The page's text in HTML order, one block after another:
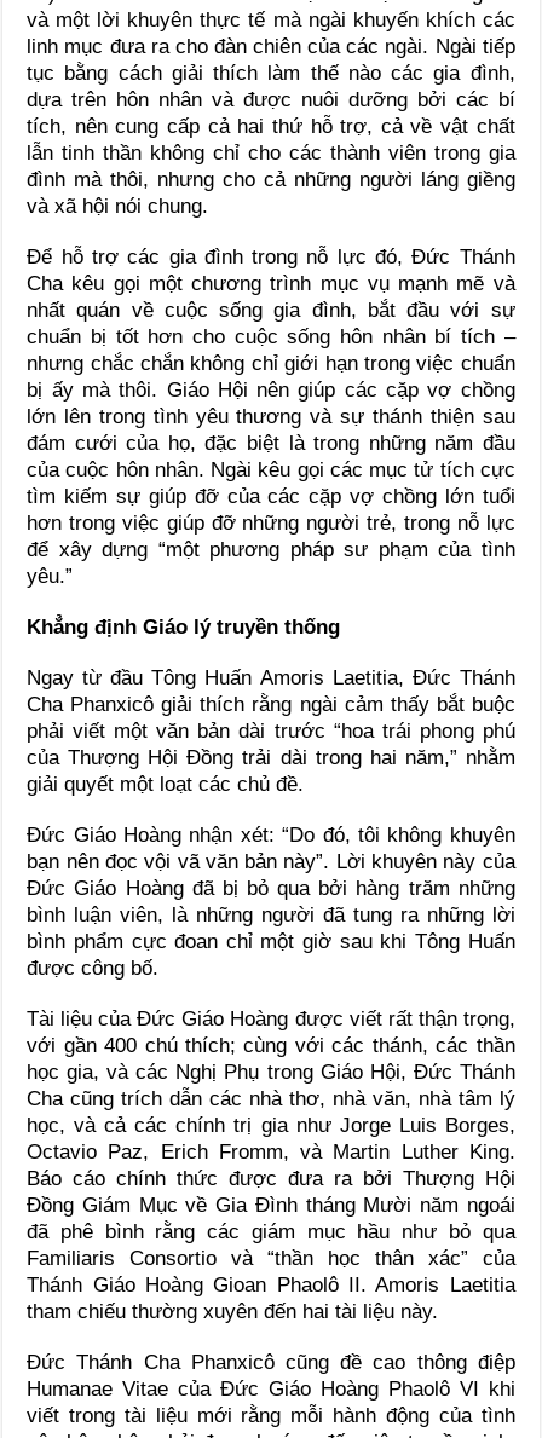
và một lời khuyên thực tế mà ngài khuyến khích các
linh mục đưa ra cho đàn chiên của các ngài. Ngài tiếp
tục bằng cách giải thích làm thế nào các gia đình,
dựa trên hôn nhân và được nuôi dưỡng bởi các bí
tích, nên cung cấp cả hai thứ hỗ trợ, cả về vật chất
lẫn tinh thần không chỉ cho các thành viên trong gia
đình mà thôi, nhưng cho cả những người láng giềng
và xã hội nói chung.
Để hỗ trợ các gia đình trong nỗ lực đó, Đức Thánh
Cha kêu gọi một chương trình mục vụ mạnh mẽ và
nhất quán về cuộc sống gia đình, bắt đầu với sự
chuẩn bị tốt hơn cho cuộc sống hôn nhân bí tích –
nhưng chắc chắn không chỉ giới hạn trong việc chuẩn
bị ấy mà thôi. Giáo Hội nên giúp các cặp vợ chồng
lớn lên trong tình yêu thương và sự thánh thiện sau
đám cưới của họ, đặc biệt là trong những năm đầu
của cuộc hôn nhân. Ngài kêu gọi các mục tử tích cực
tìm kiếm sự giúp đỡ của các cặp vợ chồng lớn tuổi
hơn trong việc giúp đỡ những người trẻ, trong nỗ lực
để xây dựng “một phương pháp sư phạm của tình
yêu.”
Khẳng định Giáo lý truyền thống
Ngay từ đầu Tông Huấn Amoris Laetitia, Đức Thánh
Cha Phanxicô giải thích rằng ngài cảm thấy bắt buộc
phải viết một văn bản dài trước “hoa trái phong phú
của Thượng Hội Đồng trải dài trong hai năm,” nhằm
giải quyết một loạt các chủ đề.
Đức Giáo Hoàng nhận xét: “Do đó, tôi không khuyên
bạn nên đọc vội vã văn bản này”. Lời khuyên này của
Đức Giáo Hoàng đã bị bỏ qua bởi hàng trăm những
bình luận viên, là những người đã tung ra những lời
bình phẩm cực đoan chỉ một giờ sau khi Tông Huấn
được công bố.
Tài liệu của Đức Giáo Hoàng được viết rất thận trọng,
với gần 400 chú thích; cùng với các thánh, các thần
học gia, và các Nghị Phụ trong Giáo Hội, Đức Thánh
Cha cũng trích dẫn các nhà thơ, nhà văn, nhà tâm lý
học, và cả các chính trị gia như Jorge Luis Borges,
Octavio Paz, Erich Fromm, và Martin Luther King.
Báo cáo chính thức được đưa ra bởi Thượng Hội
Đồng Giám Mục về Gia Đình tháng Mười năm ngoái
đã phê bình rằng các giám mục hầu như bỏ qua
Familiaris Consortio và “thần học thân xác” của
Thánh Giáo Hoàng Gioan Phaolô II. Amoris Laetitia
tham chiếu thường xuyên đến hai tài liệu này.
Đức Thánh Cha Phanxicô cũng đề cao thông điệp
Humanae Vitae của Đức Giáo Hoàng Phaolô VI khi
viết trong tài liệu mới rằng mỗi hành động của tình